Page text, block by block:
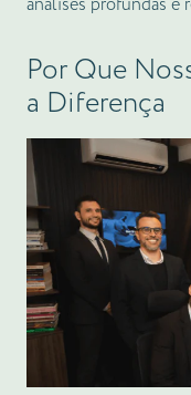
análises profundas e
Por Que
a Diferença